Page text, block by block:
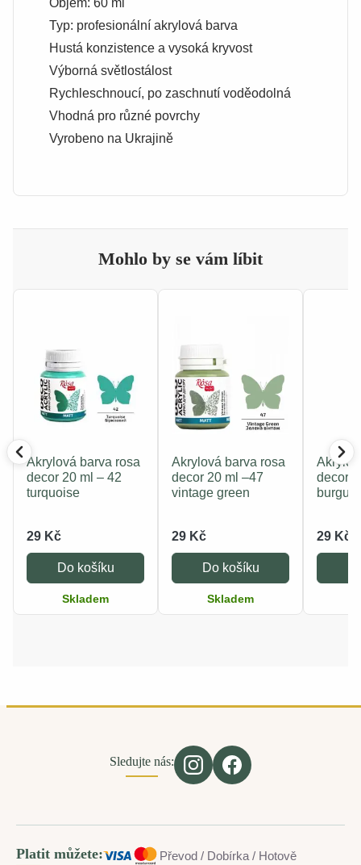
Objem: 60 ml
Typ: profesionální akrylová barva
Hustá konzistence a vysoká kryvost
Výborná světlostálost
Rychleschnoucí, po zaschnutí voděodolná
Vhodná pro různé povrchy
Vyrobeno na Ukrajině
Mohlo by se vám líbit
Akrylová barva rosa
decor 20 ml – 42
turquoise
29 Kč
Do košíku
Skladem
Akrylová barva rosa
decor 20 ml –47
vintage green
29 Kč
Do košíku
Skladem
decor
29 Kč
Sledujte nás:
Platit můžete: Převod / Dobírka / Hotově